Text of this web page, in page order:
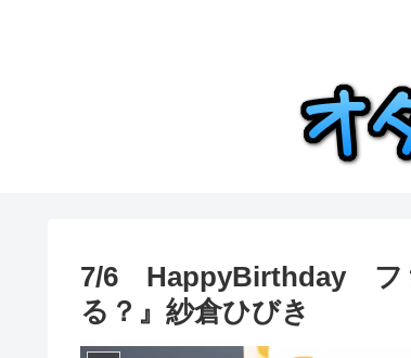
7/6 HappyBirthday フ
る？』紗倉ひびき